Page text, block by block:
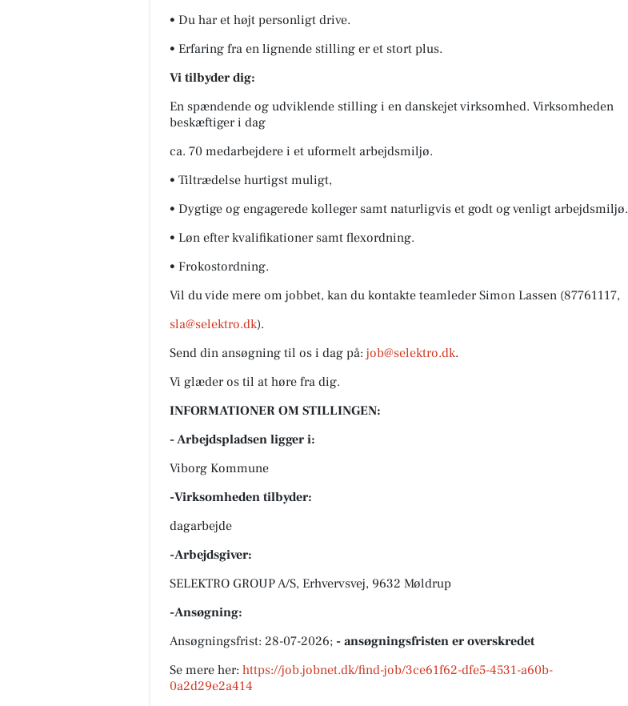
• Du har et højt personligt drive.
• Erfaring fra en lignende stilling er et stort plus.
Vi tilbyder dig:
En spændende og udviklende stilling i en danskejet virksomhed. Virksomheden
beskæftiger i dag
ca. 70 medarbejdere i et uformelt arbejdsmiljø.
• Tiltrædelse hurtigst muligt,
• Dygtige og engagerede kolleger samt naturligvis et godt og venligt arbejdsmiljø.
• Løn efter kvalifikationer samt flexordning.
• Frokostordning.
Vil du vide mere om jobbet, kan du kontakte teamleder Simon Lassen (87761117,
sla@selektro.dk).
Send din ansøgning til os i dag på: job@selektro.dk.
Vi glæder os til at høre fra dig.
INFORMATIONER OM STILLINGEN:
- Arbejdspladsen ligger i:
Viborg Kommune
-Virksomheden tilbyder:
dagarbejde
-Arbejdsgiver:
SELEKTRO GROUP A/S, Erhvervsvej, 9632 Møldrup
-Ansøgning:
Ansøgningsfrist: 28-07-2026; - ansøgningsfristen er overskredet
Se mere her: https://job.jobnet.dk/find-job/3ce61f62-dfe5-4531-a60b-
0a2d29e2a414